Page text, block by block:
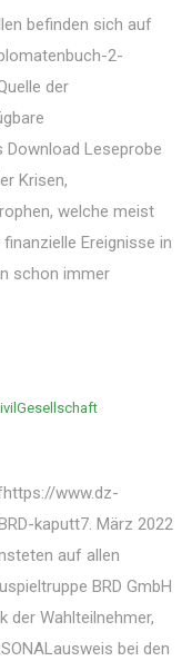
befinden sich auf
2-
der
Download Leseprobe
Krisen,
welche meist
Ereignisse in
schon immer
www.dz-
kaputt7. März 2022
auf allen
BRD GmbH
der Wahlteilnehmer,
bei den